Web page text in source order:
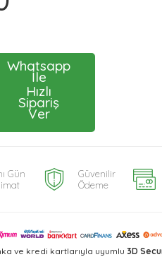
Whatsapp
İle
Hızlı
Sipariş
Ver
Gün
Güvenilir
Ödeme
ve kredi kartlarıyla uyumlu 3D